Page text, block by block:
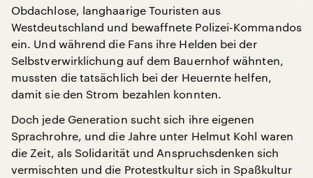
Obdachlose, langhaarige Touristen aus
Westdeutschland und bewaffnete Polizei-Kommandos
ein. Und während die Fans ihre Helden bei der
Selbstverwirklichung auf dem Bauernhof wähnten,
mussten die tatsächlich bei der Heuernte helfen,
damit sie den Strom bezahlen konnten.
Doch jede Generation sucht sich ihre eigenen
Sprachrohre, und die Jahre unter Helmut Kohl waren
die Zeit, als Solidarität und Anspruchsdenken sich
vermischten und die Protestkultur sich in Spaßkultur